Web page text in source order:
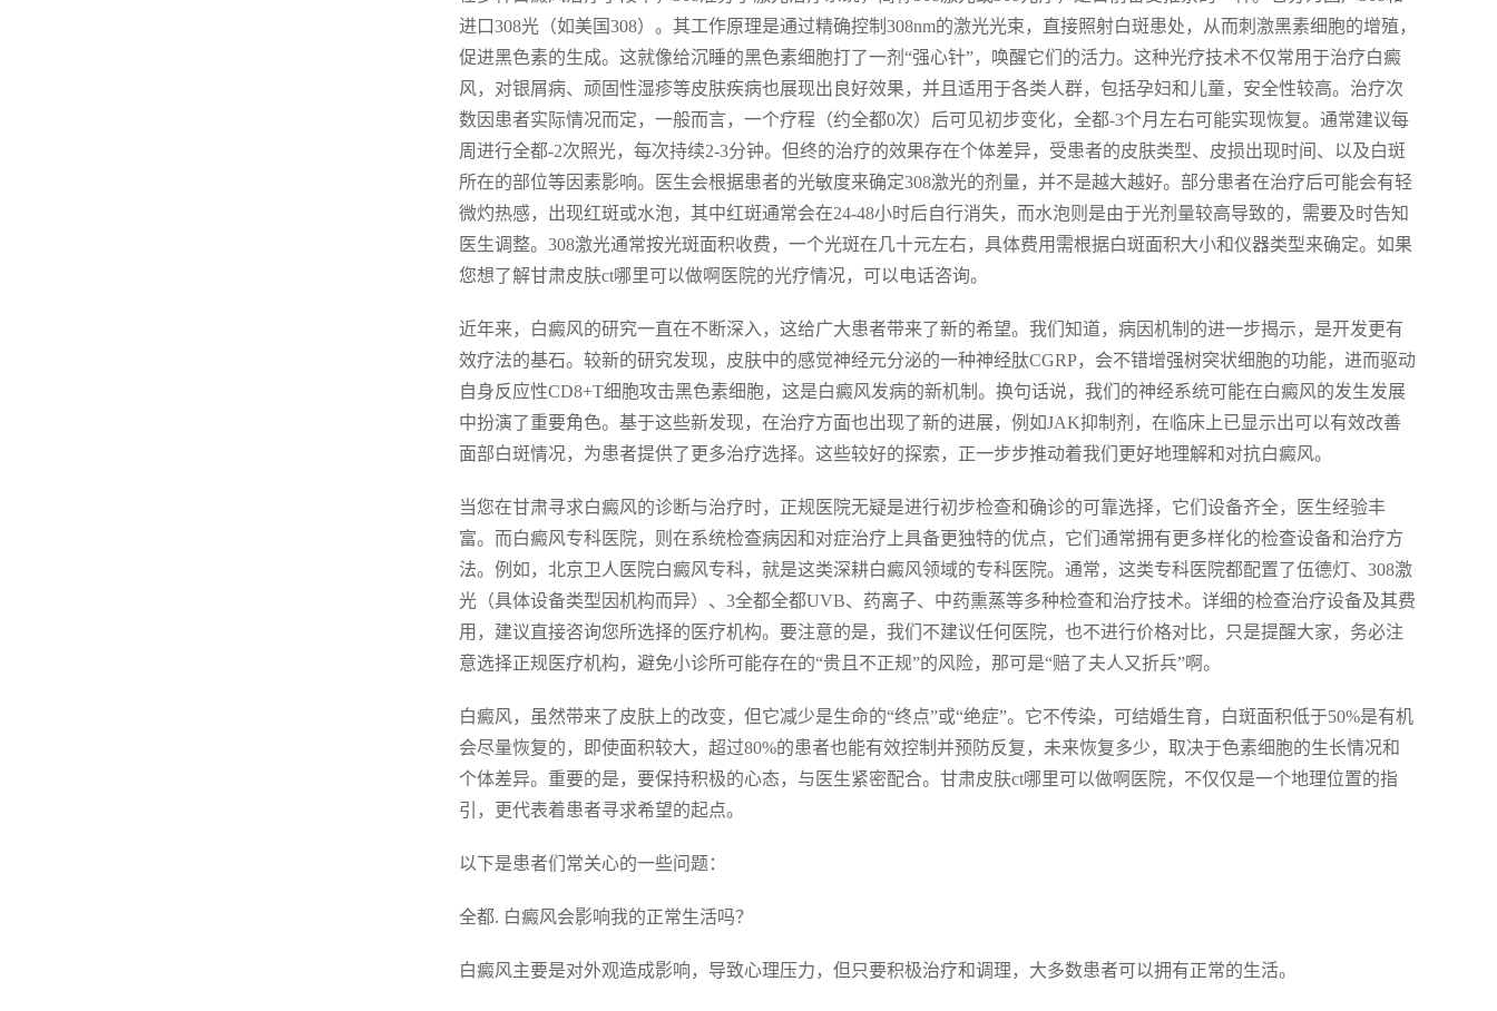
进口308光（如美国308）。其工作原理是通过精确控制308nm的激光光束，直接照射白斑患处，从而刺激黑素细胞的增殖，
促进黑色素的生成。这就像给沉睡的黑色素细胞打了一剂“强心针”，唤醒它们的活力。这种光疗技术不仅常用于治疗白癜
风，对银屑病、顽固性湿疹等皮肤疾病也展现出良好效果，并且适用于各类人群，包括孕妇和儿童，安全性较高。治疗次
数因患者实际情况而定，一般而言，一个疗程（约全都0次）后可见初步变化，全都-3个月左右可能实现恢复。通常建议每
周进行全都-2次照光，每次持续2-3分钟。但终的治疗的效果存在个体差异，受患者的皮肤类型、皮损出现时间、以及白斑
所在的部位等因素影响。医生会根据患者的光敏度来确定308激光的剂量，并不是越大越好。部分患者在治疗后可能会有轻
微灼热感，出现红斑或水泡，其中红斑通常会在24-48小时后自行消失，而水泡则是由于光剂量较高导致的，需要及时告知
医生调整。308激光通常按光斑面积收费，一个光斑在几十元左右，具体费用需根据白斑面积大小和仪器类型来确定。如果
您想了解甘肃皮肤ct哪里可以做啊医院的光疗情况，可以电话咨询。
近年来，白癜风的研究一直在不断深入，这给广大患者带来了新的希望。我们知道，病因机制的进一步揭示，是开发更有
效疗法的基石。较新的研究发现，皮肤中的感觉神经元分泌的一种神经肽CGRP，会不错增强树突状细胞的功能，进而驱动
自身反应性CD8+T细胞攻击黑色素细胞，这是白癜风发病的新机制。换句话说，我们的神经系统可能在白癜风的发生发展
中扮演了重要角色。基于这些新发现，在治疗方面也出现了新的进展，例如JAK抑制剂，在临床上已显示出可以有效改善
面部白斑情况，为患者提供了更多治疗选择。这些较好的探索，正一步步推动着我们更好地理解和对抗白癜风。
当您在甘肃寻求白癜风的诊断与治疗时，正规医院无疑是进行初步检查和确诊的可靠选择，它们设备齐全，医生经验丰
富。而白癜风专科医院，则在系统检查病因和对症治疗上具备更独特的优点，它们通常拥有更多样化的检查设备和治疗方
法。例如，北京卫人医院白癜风专科，就是这类深耕白癜风领域的专科医院。通常，这类专科医院都配置了伍德灯、308激
光（具体设备类型因机构而异）、3全都全都UVB、药离子、中药熏蒸等多种检查和治疗技术。详细的检查治疗设备及其费
用，建议直接咨询您所选择的医疗机构。要注意的是，我们不建议任何医院，也不进行价格对比，只是提醒大家，务必注
意选择正规医疗机构，避免小诊所可能存在的“贵且不正规”的风险，那可是“赔了夫人又折兵”啊。
白癜风，虽然带来了皮肤上的改变，但它减少是生命的“终点”或“绝症”。它不传染，可结婚生育，白斑面积低于50%是有机
会尽量恢复的，即使面积较大，超过80%的患者也能有效控制并预防反复，未来恢复多少，取决于色素细胞的生长情况和
个体差异。重要的是，要保持积极的心态，与医生紧密配合。甘肃皮肤ct哪里可以做啊医院，不仅仅是一个地理位置的指
引，更代表着患者寻求希望的起点。
以下是患者们常关心的一些问题：
全都. 白癜风会影响我的正常生活吗？
白癜风主要是对外观造成影响，导致心理压力，但只要积极治疗和调理，大多数患者可以拥有正常的生活。